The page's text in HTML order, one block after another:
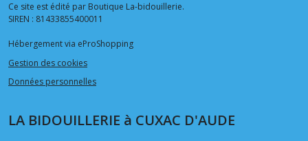
Ce site est édité par Boutique La-bidouillerie.
SIREN : 81433855400011
Hébergement via eProShopping
Gestion des cookies
Données personnelles
LA BIDOUILLERIE à CUXAC D'AUDE